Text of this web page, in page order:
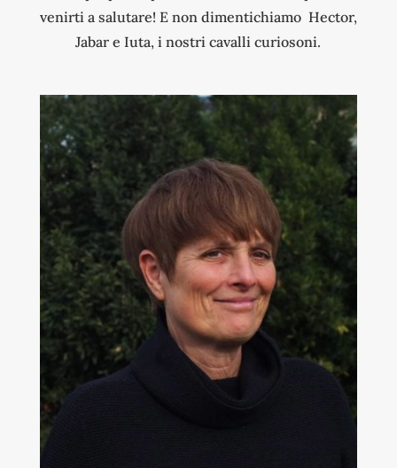
venirti a salutare! E non dimentichiamo Hector,
Jabar e Iuta, i nostri cavalli curiosoni.